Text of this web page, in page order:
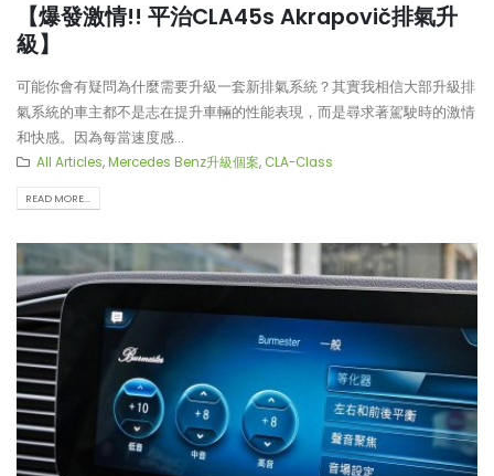
【爆發激情!! 平治CLA45s Akrapovič排氣升
級】
可能你會有疑問為什麼需要升級一套新排氣系統？其實我相信大部升級排
氣系統的車主都不是志在提升車輛的性能表現，而是尋求著駕駛時的激情
和快感。因為每當速度感...
All Articles,Mercedes Benz升級個案, CLA-Class
READ MORE...